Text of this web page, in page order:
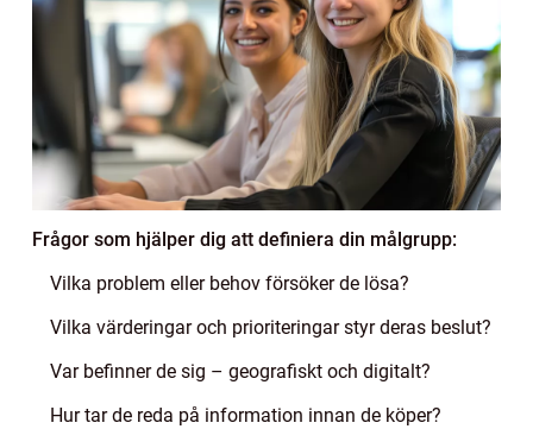
Frågor som hjälper dig att definiera din målgrupp:
Vilka problem eller behov försöker de lösa?
Vilka värderingar och prioriteringar styr deras beslut?
Var befinner de sig – geografiskt och digitalt?
Hur tar de reda på information innan de köper?